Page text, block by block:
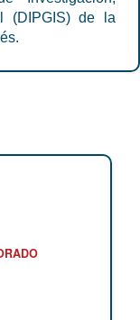
(DIPGIS) de la